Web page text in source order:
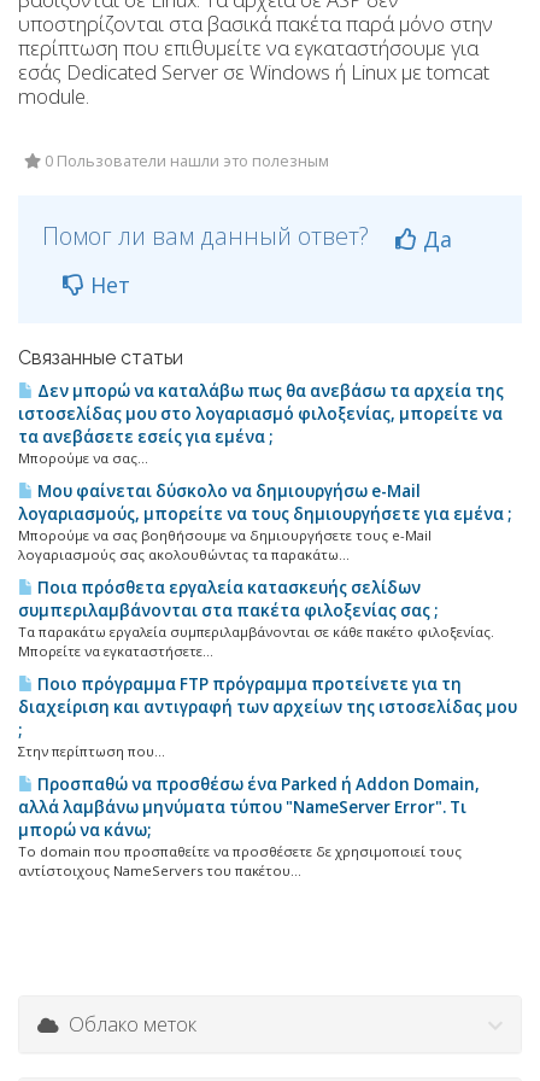
υποστηρίζονται στα βασικά πακέτα παρά μόνο στην
περίπτωση που επιθυμείτε να εγκαταστήσουμε για
εσάς Dedicated Server σε Windows ή Linux με tomcat
module.
0 Пользователи нашли это полезным
Помог ли вам данный ответ?
Да
Нет
Связанные статьи
Δεν μπορώ να καταλάβω πως θα ανεβάσω τα αρχεία της
ιστοσελίδας μου στο λογαριασμό φιλοξενίας, μπορείτε να
τα ανεβάσετε εσείς για εμένα ;
Μπορούμε να σας...
Μου φαίνεται δύσκολο να δημιουργήσω e-Mail
λογαριασμούς, μπορείτε να τους δημιουργήσετε για εμένα ;
Μπορούμε να σας βοηθήσουμε να δημιουργήσετε τους e-Mail
λογαριασμούς σας ακολουθώντας τα παρακάτω...
Ποια πρόσθετα εργαλεία κατασκευής σελίδων
συμπεριλαμβάνονται στα πακέτα φιλοξενίας σας ;
Τα παρακάτω εργαλεία συμπεριλαμβάνονται σε κάθε πακέτο φιλοξενίας.
Μπορείτε να εγκαταστήσετε...
Ποιο πρόγραμμα FTP πρόγραμμα προτείνετε για τη
διαχείριση και αντιγραφή των αρχείων της ιστοσελίδας μου
;
Στην περίπτωση που...
Προσπαθώ να προσθέσω ένα Parked ή Addon Domain,
αλλά λαμβάνω μηνύματα τύπου "NameServer Error". Τι
μπορώ να κάνω;
Το domain που προσπαθείτε να προσθέσετε δε χρησιμοποιεί τους
αντίστοιχους NameServers του πακέτου...
Облако меток